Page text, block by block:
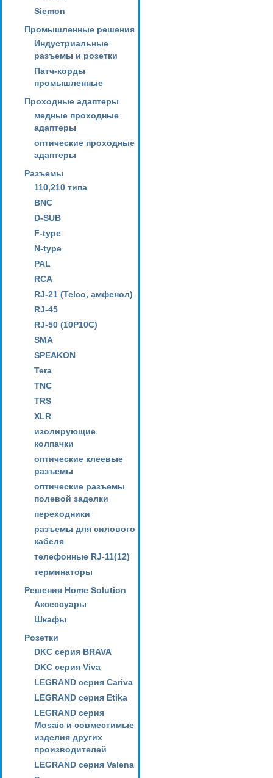
Siemon
Промышленные решения
Индустриальные
разъемы и розетки
Патч-корды
промышленные
Проходные адаптеры
медные проходные
адаптеры
оптические проходные
адаптеры
Разъемы
110,210 типа
BNC
D-SUB
F-type
N-type
PAL
RCA
RJ-21 (Telco, амфенол)
RJ-45
RJ-50 (10P10C)
SMA
SPEAKON
Tera
TNC
TRS
XLR
изолирующие
колпачки
оптические клеевые
разъемы
оптические разъемы
полевой заделки
переходники
разъемы для силового
кабеля
телефонные RJ-11(12)
терминаторы
Решения Home Solution
Аксессуары
Шкафы
Розетки
DKC серия BRAVA
DKC серия Viva
LEGRAND серия Cariva
LEGRAND серия Etika
LEGRAND серия
Mosaic и совместимые
изделия других
производителей
LEGRAND серия Valena